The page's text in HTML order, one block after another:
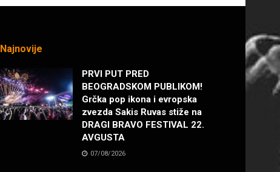
Najnovije
PRVI PUT PRED
BEOGRADSKOM PUBLIKOM!
Grčka pop ikona i evropska
zvezda Sakis Ruvas stiže na
DRAGI BRAVO FESTIVAL 22.
AVGUSTA
07/08/2026